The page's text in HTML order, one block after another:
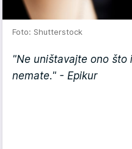
Foto: Shutterstock
"Ne uništavajte ono što
nemate." - Epikur